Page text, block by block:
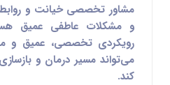
مشاور تخصصی خیانت و
و مشکلات عاطفی عمیق
رویکردی تخصصی، عمیق و
می‌تواند مسیر درمان و
کند.